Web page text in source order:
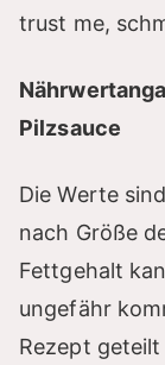
trust me,
Pilzsauce
Die Werte
nach Größe
Fettgehalt
ungefähr
Rezept